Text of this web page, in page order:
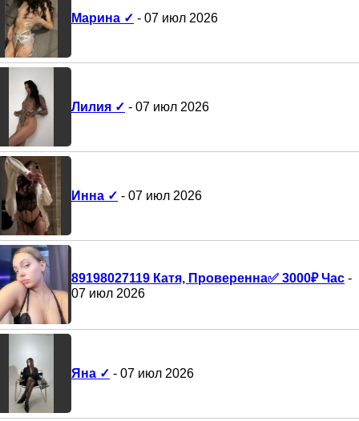
Марина ✓ - 07 июл 2026
Лилия ✓ - 07 июл 2026
Инна ✓ - 07 июл 2026
89198027119 Катя, Проверенна✅️ 3000₽ Час -
07 июл 2026
Яна ✓ - 07 июл 2026